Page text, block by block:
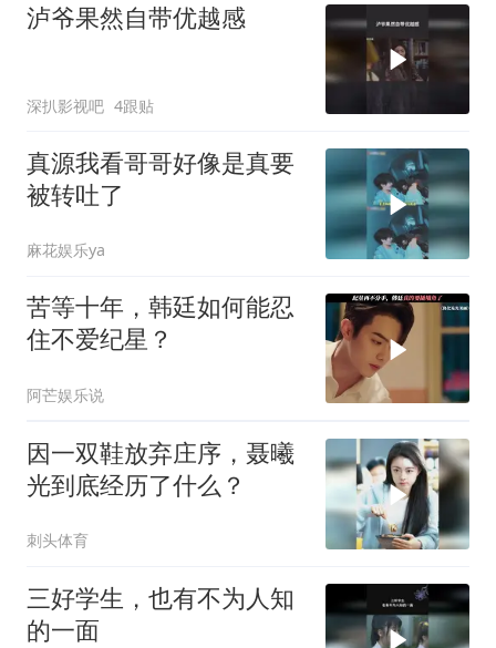
泸爷果然自带优越感
深扒影视吧 4跟贴
真源我看哥哥好像是真要
被转吐了
麻花娱乐ya
苦等十年，韩廷如何能忍
住不爱纪星？
阿芒娱乐说
因一双鞋放弃庄序，聂曦
光到底经历了什么？
刺头体育
三好学生，也有不为人知
的一面